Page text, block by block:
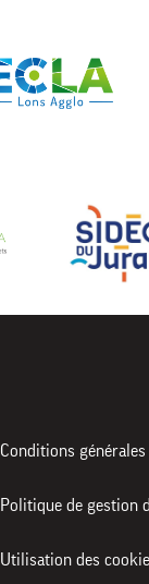
Conditions
Politique de gestion
Utilisation des